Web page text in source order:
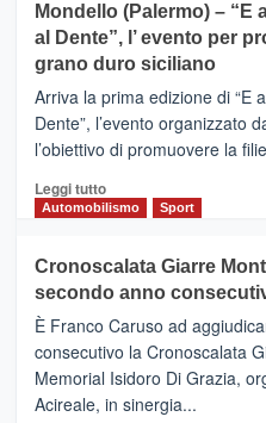
e
messaggi
di
CASTIGLIONE
DI
SICILIA
(Ct)
–
Il
Borgo
Gusto,
il
tra
sapori
vicoli
medievali
Mondello (Palermo) – “E
al Dente”, l’ evento per
grano duro siciliano
Arriva la prima edizione di “E
Dente”, l’evento organizzato
l’obiettivo di promuovere la
Leggi tuttoLeggi
di
Mondello
(Palermo)
–
“E
adesso
Pasta
–
Automobilismo Sport
Cronoscalata Giarre
secondo anno
È Franco Caruso ad
consecutivo la Cronoscalata
Memorial Isidoro Di Grazia,
Acireale, in sinergia...